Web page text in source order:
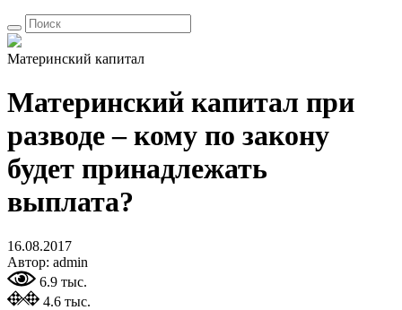
Материнский капитал
Материнский капитал при
разводе – кому по закону
будет принадлежать
выплата?
16.08.2017
Автор: admin
6.9 тыс.
4.6 тыс.